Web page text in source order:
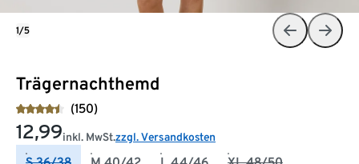
Trägernachthemd
(150)
12,99inkl. MwSt.zzgl. Versandkosten
1/5